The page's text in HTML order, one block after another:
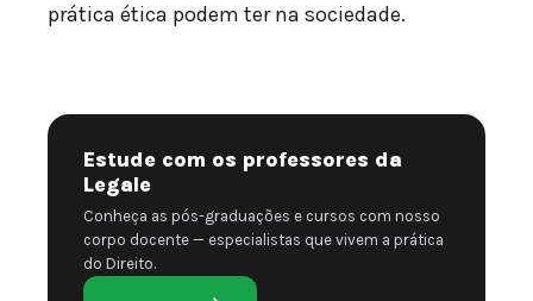
prática ética podem ter na sociedade.
Estude com os professores da
Legale
Conheça as pós-graduações e cursos com nosso
corpo docente — especialistas que vivem a prática
do Direito.